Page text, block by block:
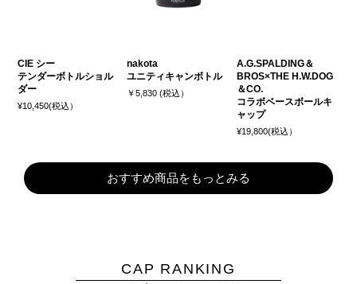
CIE シー
テンダーボトルショル
ダー
¥10,450(税込）
nakota
ユニティキャンボトル
￥5,830 (税込）
A.G.SPALDING＆
BROS×THE H.W.DOG
＆CO.
コラボベースボールキ
ャップ
¥19,800(税込）
おすすめ商品をもっとみる
CAP RANKING